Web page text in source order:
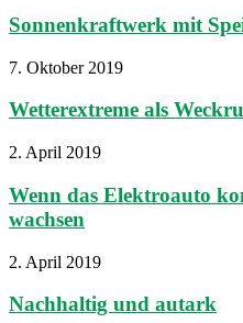
Sonnenkraftwerk mit
7. Oktober 2019
Wetterextreme als
2. April 2019
Wenn das Elektroauto
wachsen
2. April 2019
Nachhaltig und autark